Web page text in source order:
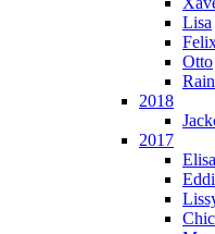
Lisa
Otto
2018
2017
Eddi